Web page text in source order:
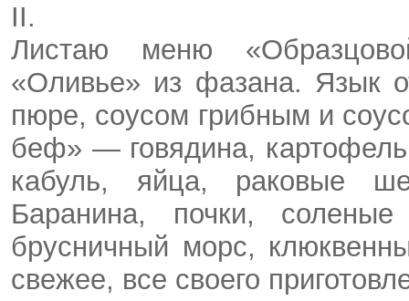
II.
Листаю меню
«Оливье» из фазана. Язык
пюре, соусом грибным и
беф» — говядина,
кабуль, яйца, раковые
Баранина, почки,
брусничный морс,
свежее, все своего